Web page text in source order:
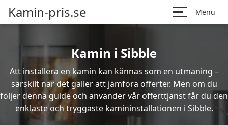
Kamin-pris.se Menu
Kamin i Sibble
Att installera en kamin kan kännas som en utmaning –
särskilt när det gäller att jämföra offerter. Men om du
följer denna guide och använder vår offerttjänst får du den
enklaste och tryggaste kamininstallationen i Sibble.